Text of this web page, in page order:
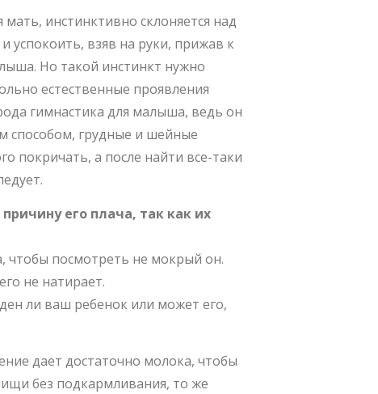
инстинктивно склоняется над
взяв на руки, прижав к
Но такой инстинкт нужно
естественные проявления
гимнастика для малыша, ведь он
способом, грудные и шейные
покричать, а после найти все-таки
его плача, так как их
чтобы посмотреть не мокрый он.
не натирает.
ли ваш ребенок или может его,
дает достаточно молока, чтобы
без подкармливания, то же